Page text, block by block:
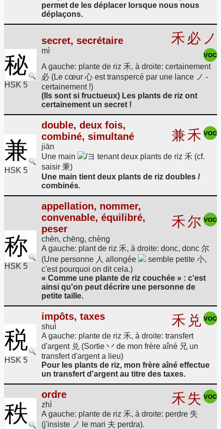
permet de les déplacer lorsque nous nous
déplaçons.
秘
HSK 5
secret, secrétaire
mì
禾 必 ノ
A gauche: plante de riz 禾, à droite: certainement
必 (Le cœur 心 est transpercé par une lance ノ -
certainement !)
(Ils sont si fructueux) Les plants de riz ont
certainement un secret !
兼
HSK 5
double, deux fois,
combiné, simultané
jiān
兼禾
Une main
/ヨ tenant deux plants de riz 禾 (cf.
saisir 秉)
Une main tient deux plants de riz doubles /
combinés.
称
HSK 5
appellation, nommer,
convenable, équilibré,
peser
chèn, chēng, chèng
禾尔
A gauche: plant de riz 禾, à droite: donc, donc 尔
(Une personne 人 allongée
semble petite 小,
c'est pourquoi on dit cela.)
« Comme une plante de riz couchée » : c'est
ainsi qu'on peut décrire une personne de
petite taille.
税
HSK 5
impôts, taxes
shuì 禾 兑
A gauche: plante de riz 禾, à droite: transfert
d'argent 兑 (Sortie 丷 de mon frère aîné 兄 un
transfert d'argent a lieu)
Pour les plants de riz, mon frère aîné effectue
un transfert d'argent au titre des taxes.
秩
ordre
zhì 禾 失
A gauche: plante de riz 禾, à droite: perdre 失
(j'insiste ノ le mari 夫 perdra).